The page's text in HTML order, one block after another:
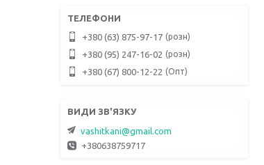
+380 (63) 875-97-17 розн
+380 (95) 247-16-02 розн
+380 (67) 800-12-22 Опт
vashitkani@gmail.com
+380638759717